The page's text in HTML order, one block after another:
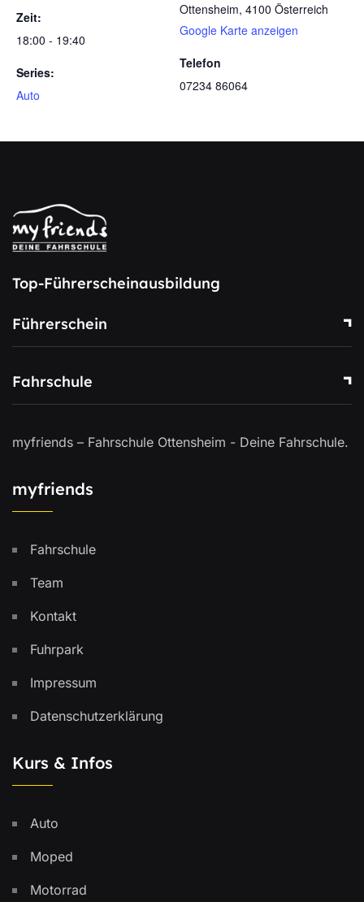
Zeit:
18:00 - 19:40
Series:
Auto
Ottensheim, 4100 Österreich
Google Karte anzeigen
Telefon
07234 86064
Top-Führerscheinausbildung
Führerschein
Fahrschule
myfriends – Fahrschule Ottensheim - Deine Fahrschule.
myfriends
Fahrschule
Team
Kontakt
Fuhrpark
Impressum
Datenschutzerklärung
Kurs & Infos
Auto
Moped
Motorrad